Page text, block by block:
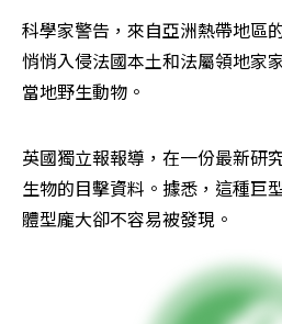
科學家警告，來自亞洲熱帶地區
悄悄入侵法國本土和法屬領地家
當地野生動物。
英國獨立報報導，在一份最新研
生物的目擊資料。據悉，這種巨
體型龐大卻不容易被發現。